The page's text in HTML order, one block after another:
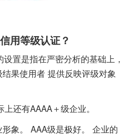
用等级认证？
置是指在严密分析的基础上，
果使用者 提供反映评级对象
还有AAAA＋级企业。
象。 AAA级是极好。 企业的